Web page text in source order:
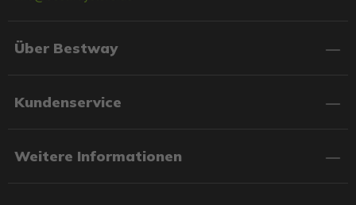
Über Bestway
Kundenservice
Weitere Informationen